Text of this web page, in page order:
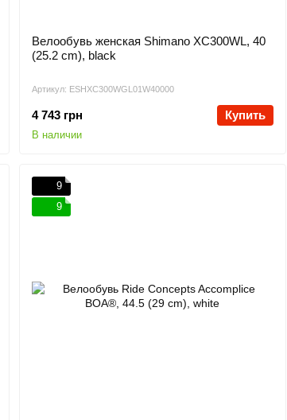
Артикул: ESHXC300WGL01W40000
Велообувь женская Shimano XC300WL, 40
(25.2 cm), black
4 743 грн Купить
В наличии
9
9